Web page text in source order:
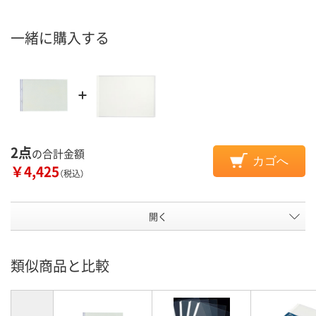
一緒に購入する
2点の合計金額
￥4,425（税込）
カゴへ
開く
類似商品と比較